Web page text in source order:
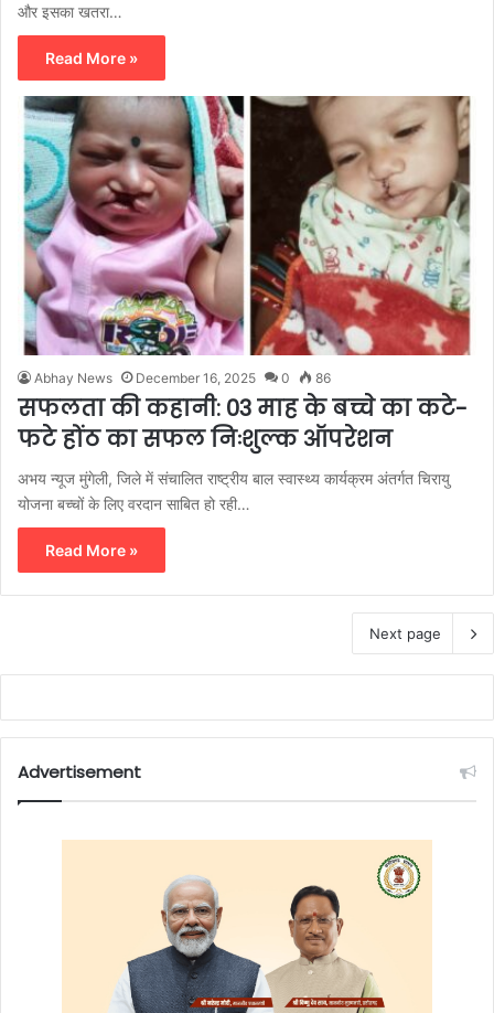
और इसका खतरा…
Read More »
Abhay News December 16, 2025 0 86
सफलता की कहानी: 03 माह के बच्चे का कटे-
फटे होंठ का सफल निःशुल्क ऑपरेशन
अभय न्यूज मुंगेली, जिले में संचालित राष्ट्रीय बाल स्वास्थ्य कार्यक्रम अंतर्गत चिरायु
योजना बच्चों के लिए वरदान साबित हो रही…
Read More »
Next page
Advertisement